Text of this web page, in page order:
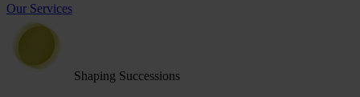
Our Services
Shaping Successions